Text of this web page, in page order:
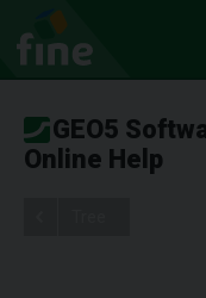
GEO5
Online Help